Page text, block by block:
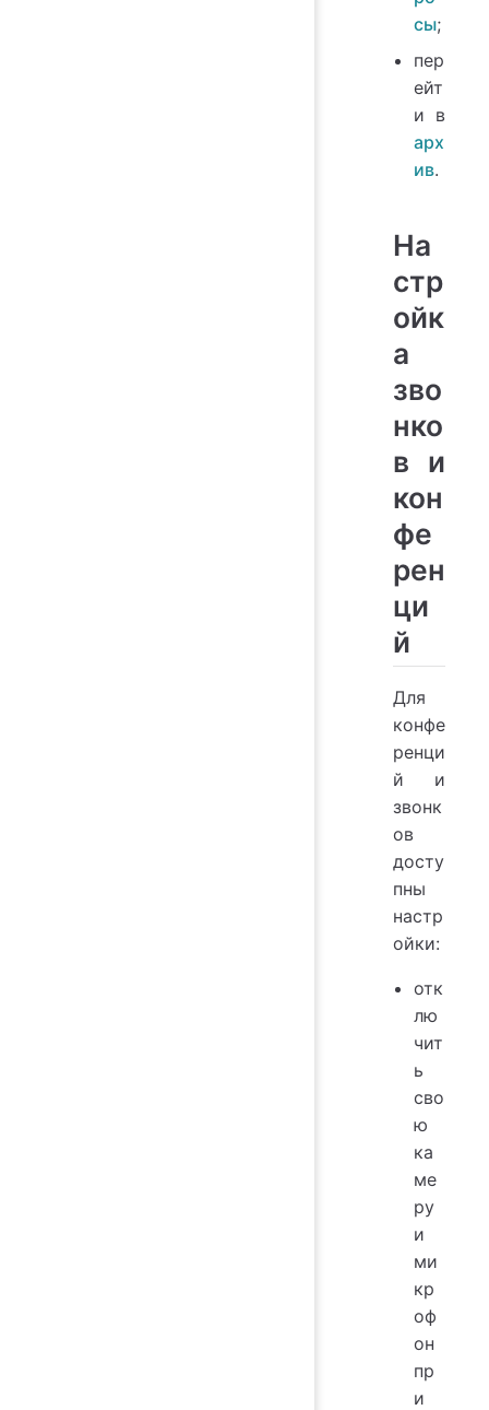
сы;
пер
ейт
и в
арх
ив.
На
стр
ойк
а
зво
нко
в и
кон
фе
рен
ци
й
Для
конфе
ренци
й и
звонк
ов
досту
пны
настр
ойки:
отк
лю
чит
ь
сво
ю
ка
ме
ру
и
ми
кр
оф
он
пр
и